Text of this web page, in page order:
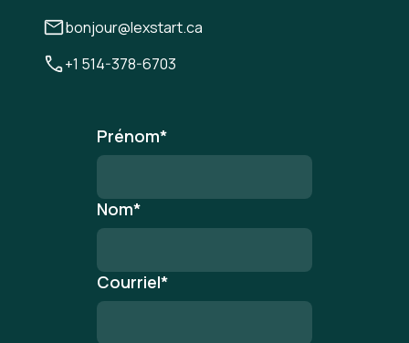
bonjour@lexstart.ca
+1 514-378-6703
Prénom*
Nom*
Courriel*